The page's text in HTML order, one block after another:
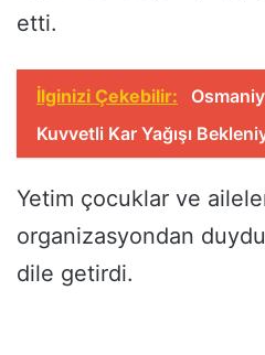
etti.
İlginizi Çekebilir:
Kuvvetli Kar Yağışı
Yetim çocuklar ve
organizasyondan
dile getirdi.